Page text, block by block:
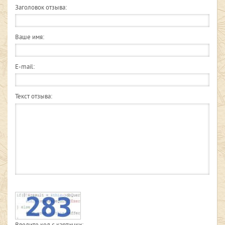
Заголовок отзыва:
Ваше имя:
E-mail:
Текст отзыва: